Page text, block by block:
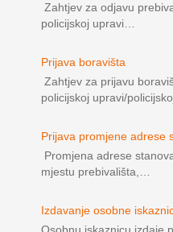
Zahtjev za odjavu
policijskoj upravi…
Prijava boravišta
Zahtjev za prijavu
policijskoj upravi/
Prijava promjene adrese
Promjena adrese
mjestu prebivališta,…
Izdavanje osobne